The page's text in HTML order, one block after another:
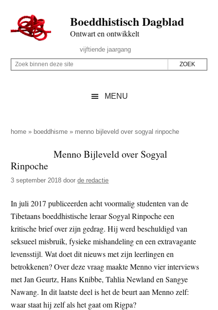
naar
de
inhoud
secondary
naar
de
sidebar
naar
de
Boeddhistisch Dagblad
Ontwart en ontwikkelt
Rechts
vijftiende jaargang
Z
p
e
z
e
s
i
t
e
Z
i
e
n
e
z
e
s
i
t
e
MENU
home » boeddhisme » menno bijleveld over sogyal rinpoche
Menno Bijleveld over Sogyal
Rinpoche
3 september 2018 doorde redactie
In juli 2017 publiceerden acht voormalig studenten van de
Tibetaans boeddhistische leraar Sogyal Rinpoche een
kritische brief over zijn gedrag. Hij werd beschuldigd van
seksueel misbruik, fysieke mishandeling en een extravagante
levensstijl. Wat doet dit nieuws met zijn leerlingen en
betrokkenen? Over deze vraag maakte Menno vier interviews
met Jan Geurtz, Hans Knibbe, Tahlia Newland en Sangye
Nawang. In dit laatste deel is het de beurt aan Menno zelf:
waar staat hij zelf als het gaat om Rigpa?